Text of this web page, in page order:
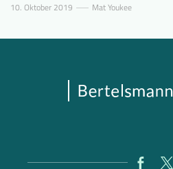
10. Oktober 2019 Mat Youkee